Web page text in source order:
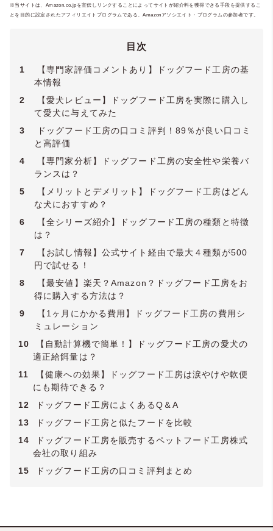
し、専門知識と実体験をもとにケアや食
事、介護支援を行っています。実店舗にお
皮膚被毛ケアリスト / 愛玩動物救命士 / 犬の
腸活管理アドバイザー / 犬猫アレルギー管理
Principles & Practices /
※当サイトは、Amazon.co.jpを宣伝しリンクすることによってサイトが紹介料を獲得できる手段を提供するこ
とを目的に設定されたアフィリエイトプログラムである、Amazonアソシエイト・プログラムの参加者です。
目次
1
【専門家評価コメントあり】ドッグフード工房の基
本情報
2
【愛犬レビュー】ドッグフード工房を実際に購入し
て愛犬に与えてみた
3
ドッグフード工房の口コミ評判！89％が良い口コミ
と高評価
4
【専門家分析】ドッグフード工房の安全性や栄養バ
ランスは？
5
【メリットとデメリット】ドッグフード工房はどん
な犬におすすめ？
6
【全シリーズ紹介】ドッグフード工房の種類と特徴
は？
7
【お試し情報】公式サイト経由で最大４種類が500
円で試せる！
8
【最安値】楽天？Amazon？ドッグフード工房をお
得に購入する方法は？
9
【1ヶ月にかかる費用】ドッグフード工房の費用シ
ミュレーション
10
【自動計算機で簡単！】ドッグフード工房の愛犬の
適正給餌量は？
11
【健康への効果】ドッグフード工房は涙やけや軟便
にも期待できる？
12
ドッグフード工房によくあるQ＆A
13
ドッグフード工房と似たフードを比較
14
ドッグフード工房を販売するペットフード工房株式
会社の取り組み
15
ドッグフード工房の口コミ評判まとめ